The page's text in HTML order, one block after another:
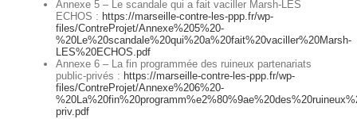
Annexe 5 – Le scandale qui a fait vaciller Marsh-LES
ECHOS : https://marseille-contre-les-ppp.fr/wp-
files/ContreProjet/Annexe%205%20-
%20Le%20scandale%20qui%20a%20fait%20vaciller%20Marsh-
LES%20ECHOS.pdf
Annexe 6 – La fin programmée des ruineux partenariats
public-privés : https://marseille-contre-les-ppp.fr/wp-
files/ContreProjet/Annexe%206%20-
priv.pdf